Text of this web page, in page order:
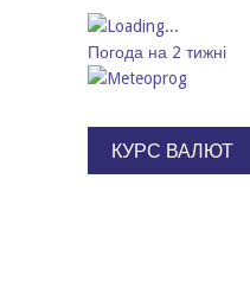
Погода на 2 тижні
КУРС ВАЛЮТ